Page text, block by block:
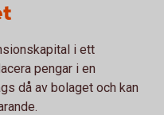
i ett
pengar i en
då av bolaget och kan